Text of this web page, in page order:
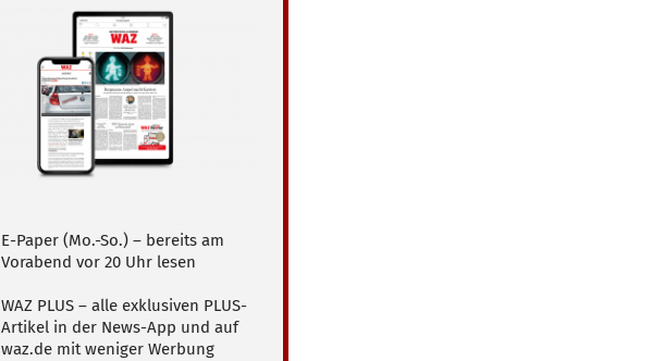
E-Paper (Mo.-So.) – bereits am
Vorabend vor 20 Uhr lesen
WAZ PLUS – alle exklusiven PLUS-
Artikel in der News-App und auf
waz.de mit weniger Werbung